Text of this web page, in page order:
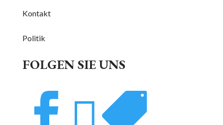
Kontakt
Politik
FOLGEN SIE UNS
 